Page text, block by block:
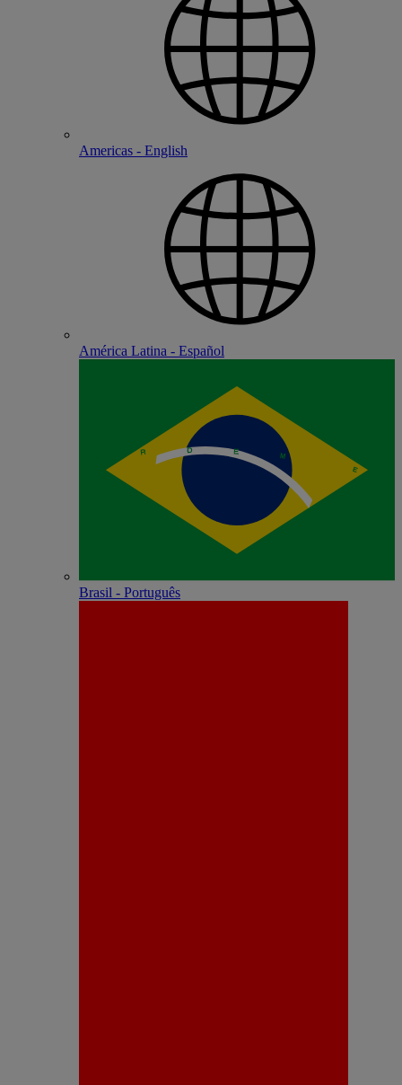
Americas - English
América Latina - Español
Brasil - Português